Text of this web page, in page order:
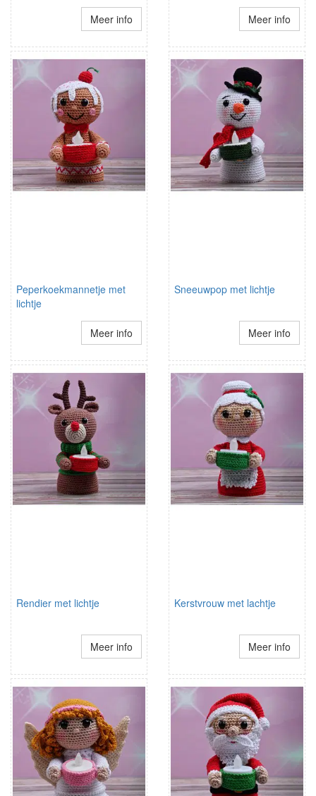
Meer info Meer info
Peperkoekmannetje met
lichtje
Meer info
Sneeuwpop met lichtje
Meer info
Rendier met lichtje
Meer info
Kerstvrouw met lachtje
Meer info